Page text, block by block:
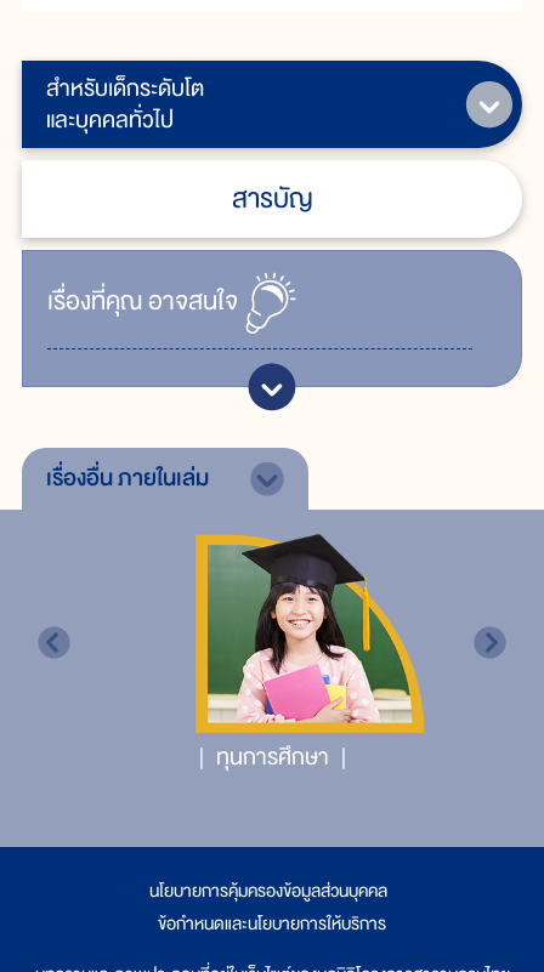
สำหรับเด็กระดับโต
และบุคคลทั่วไป
สารบัญ
เรื่ิองที่คุณอาจสนใจ
เรื่องอื่นภายในเล่ม
ทุนการศึกษา
นโยบายการคุ้มครองข้อมูลส่วนบุคคล
ข้อกำหนดและนโยบายการให้บริการ